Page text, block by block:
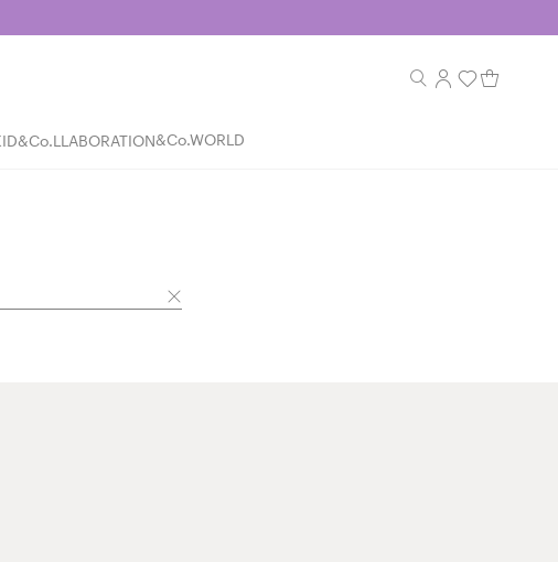
&Co.LLABORATION&Co.WORLD